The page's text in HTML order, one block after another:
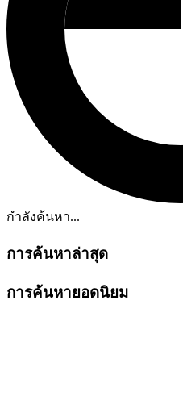
กำลังค้นหา...
การค้นหาล่าสุด
การค้นหายอดนิยม